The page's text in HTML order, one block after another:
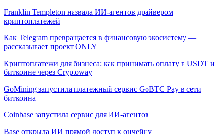
Franklin Templeton назвала ИИ-агентов драйвером
криптоплатежей
Как Telegram превращается в финансовую экосистему —
рассказывает проект ONLY
Криптоплатежи для бизнеса: как принимать оплату в USDT и
биткоине через Cryptoway
GoMining запустила платежный сервис GoBTC Pay в сети
биткоина
Coinbase запустила сервис для ИИ-агентов
Base открыла ИИ прямой доступ к ончейну